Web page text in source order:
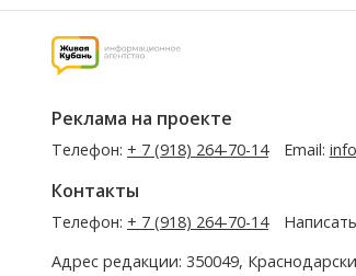
Реклама на проекте
Телефон: + 7 (918) 264-70-14 Email:
Контакты
Телефон: + 7 (918) 264-70-14
Адрес редакции: 350049,